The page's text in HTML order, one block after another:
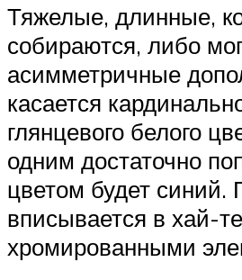
Тяжелые, длинные,
собираются, либо
асимметричные
касается
глянцевого белого
одним достаточно
цветом будет синий.
вписывается в хай-
хромированными